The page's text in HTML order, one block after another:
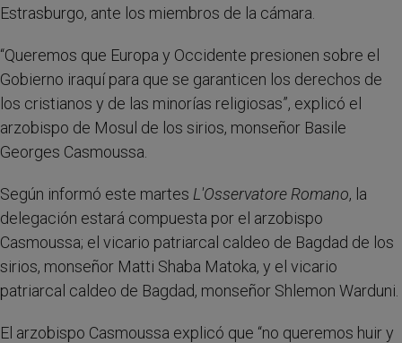
Estrasburgo, ante los miembros de la cámara.
“Queremos que Europa y Occidente presionen sobre el
Gobierno iraquí para que se garanticen los derechos de
los cristianos y de las minorías religiosas”, explicó el
arzobispo de Mosul de los sirios, monseñor Basile
Georges Casmoussa.
Según informó este martes L'Osservatore Romano, la
delegación estará compuesta por el arzobispo
Casmoussa; el vicario patriarcal caldeo de Bagdad de los
sirios, monseñor Matti Shaba Matoka, y el vicario
patriarcal caldeo de Bagdad, monseñor Shlemon Warduni.
El arzobispo Casmoussa explicó que “no queremos huir y